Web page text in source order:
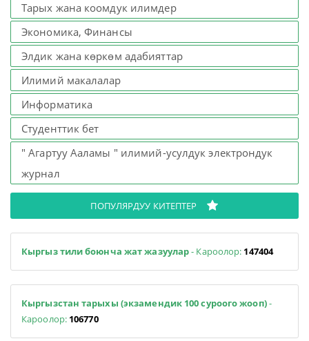
Тарых жана коомдук илимдер
Экономика, Финансы
Элдик жана көркөм адабияттар
Илимий макалалар
Информатика
Студенттик бет
" Агартуу Ааламы " илимий-усулдук электрондук
журнал
ПОПУЛЯРДУУ КИТЕПТЕР
Кыргыз тили боюнча жат жазуулар- Кароолор: 147404
Кыргызстан тарыхы (экзамендик 100 суроого жооп)-
Кароолор: 106770